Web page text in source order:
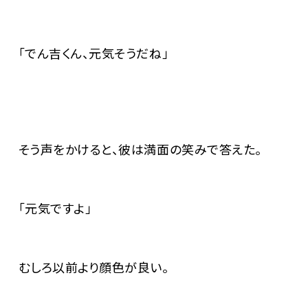
「でん吉くん、元気そうだね」
そう声をかけると、彼は満面の笑みで答えた。
「元気ですよ」
むしろ以前より顔色が良い。